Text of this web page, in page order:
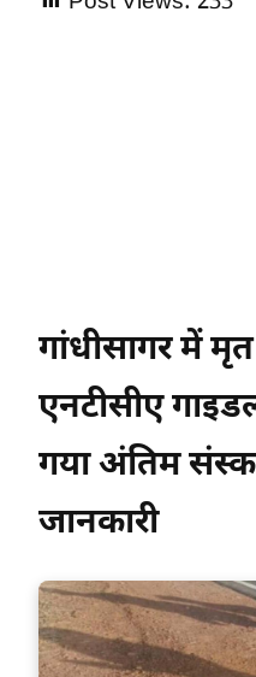
गांधीसागर में
एनटीसीए
गया अंतिम
जानकारी